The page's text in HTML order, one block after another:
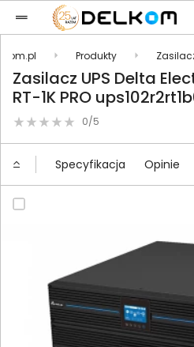
Produkty
Zasilacz UPS Delta
RT-1K PRO
0/5
Specyfikacja Opinie